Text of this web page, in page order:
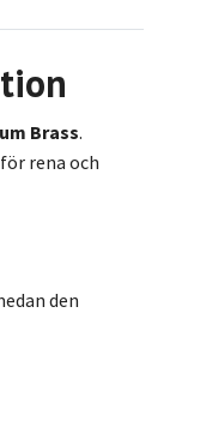
Brass.
för rena och
den